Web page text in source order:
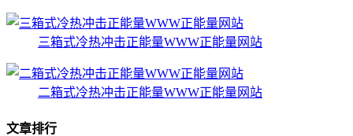
三箱式冷热冲击正能量WWW正能量网站
二箱式冷热冲击正能量WWW正能量网站
文章排行